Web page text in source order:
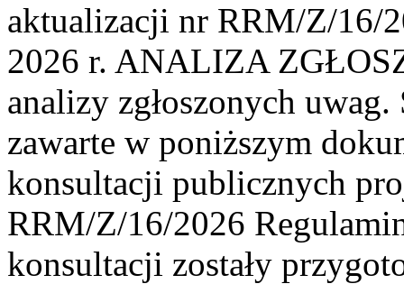
aktualizacji nr RRM/Z/16/
2026 r. ANALIZA
analizy zgłoszonych
zawarte w poniższym
konsultacji publicznych
RRM/Z/16/2026
konsultacji zostały